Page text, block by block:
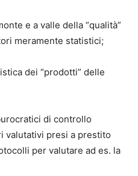
e a valle della “qualità”
meramente statistici;
dei “prodotti” delle
di controllo
valutativi presi a prestito
per valutare ad es. la